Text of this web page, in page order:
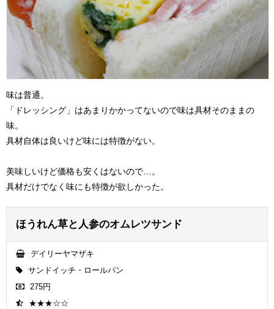
味は普通。
「ドレッシング」はあまりかかってないので味は具材そのままの
味。
具材自体は良いけど味には特徴がない。
美味しいけど価格も安くはないので…。
具材だけでなく味にも特徴が欲しかった。
ほうれん草と人参のオムレツサンド
デイリーヤマザキ
サンドイッチ・ロールパン
275円
★★★☆☆